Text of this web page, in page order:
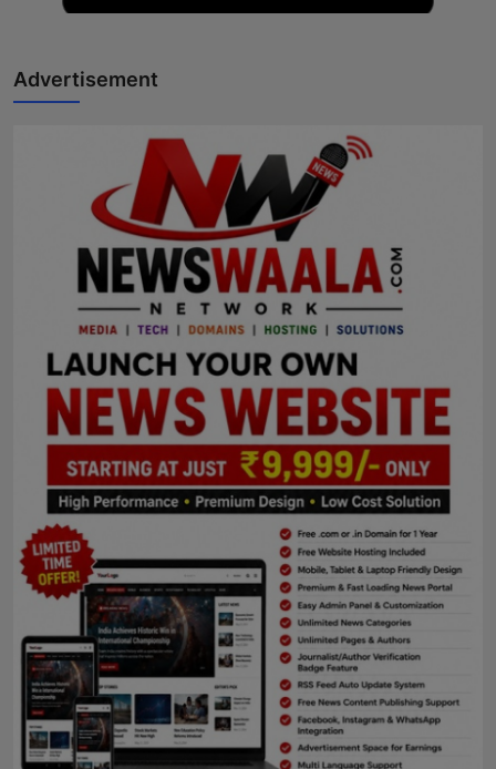
Advertisement